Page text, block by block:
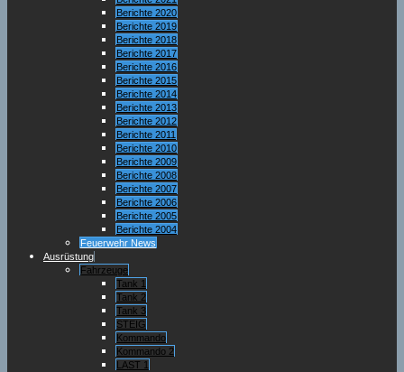
Berichte 2020
Berichte 2019
Berichte 2018
Berichte 2017
Berichte 2016
Berichte 2015
Berichte 2014
Berichte 2013
Berichte 2012
Berichte 2011
Berichte 2010
Berichte 2009
Berichte 2008
Berichte 2007
Berichte 2006
Berichte 2005
Berichte 2004
Feuerwehr News
Ausrüstung
Fahrzeuge
Tank 1
Tank 2
Tank 3
STEIG
Kommando
Kommando 2
LAST 1